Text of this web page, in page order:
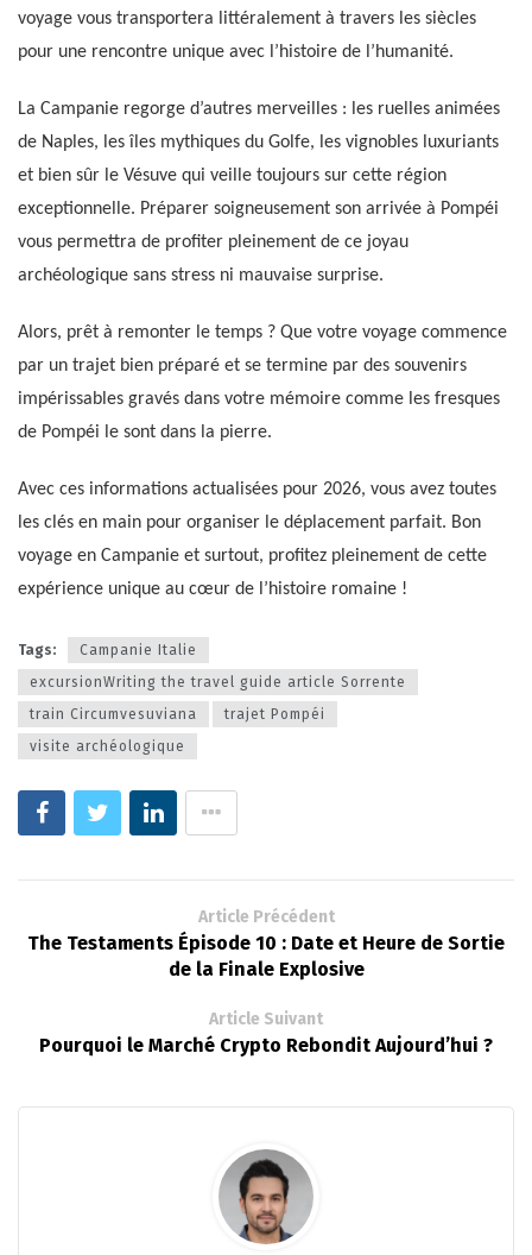
voyage vous transportera littéralement à travers les siècles
pour une rencontre unique avec l’histoire de l’humanité.
La Campanie regorge d’autres merveilles : les ruelles animées
de Naples, les îles mythiques du Golfe, les vignobles luxuriants
et bien sûr le Vésuve qui veille toujours sur cette région
exceptionnelle. Préparer soigneusement son arrivée à Pompéi
vous permettra de profiter pleinement de ce joyau
archéologique sans stress ni mauvaise surprise.
Alors, prêt à remonter le temps ? Que votre voyage commence
par un trajet bien préparé et se termine par des souvenirs
impérissables gravés dans votre mémoire comme les fresques
de Pompéi le sont dans la pierre.
Avec ces informations actualisées pour 2026, vous avez toutes
les clés en main pour organiser le déplacement parfait. Bon
voyage en Campanie et surtout, profitez pleinement de cette
expérience unique au cœur de l’histoire romaine !
Tags:
Campanie Italie
excursionWriting the travel guide article Sorrente
train Circumvesuviana
trajet Pompéi
visite archéologique
Article Précédent
The Testaments Épisode 10 : Date et Heure de Sortie
de la Finale Explosive
Article Suivant
Pourquoi le Marché Crypto Rebondit Aujourd’hui ?